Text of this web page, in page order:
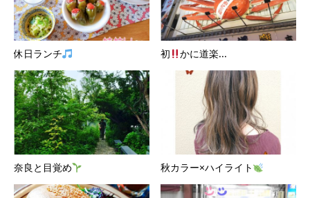
休日ランチ 初 かに道楽...
奈良と目覚め 秋カラー×ハイライト